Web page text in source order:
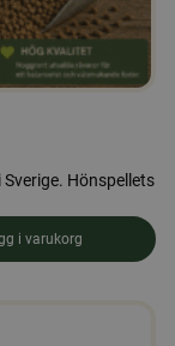
Hönspellets
i varukorg